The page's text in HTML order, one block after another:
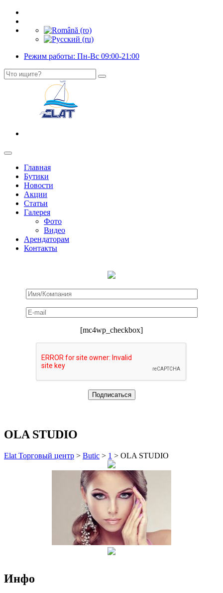
Режим работы: Пн-Вс 09:00-21:00
Главная
Бутики
Новости
Акции
Статьи
Галерея
Фото
Видео
Арендаторам
Контакты
[mc4wp_checkbox]
OLA STUDIO
Elat Торговый центр > Butic > 1 > OLA STUDIO
Инфо